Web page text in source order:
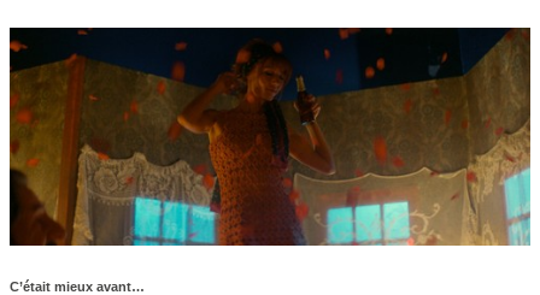
C’était mieux avant…